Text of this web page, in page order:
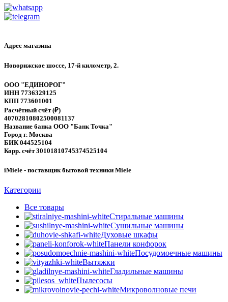
Адрес магазина
Новорижское шоссе, 17-й километр, 2.
ООО "ЕДИНОРОГ"
ИНН 7736329125
КПП 773601001
Расчётный счёт (₽)
40702810802500081137
Название банка ООО "Банк Точка"
Город г. Москва
БИК 044525104
Корр. счёт 30101810745374525104
iMiele - поставщик бытовой техники Miele
Категории
Все товары
Стиральные машины
Сушильные машины
Духовые шкафы
Панели конфорок
Посудомоечные машины
Вытяжки
Гладильные машины
Пылесосы
Микроволновые печи